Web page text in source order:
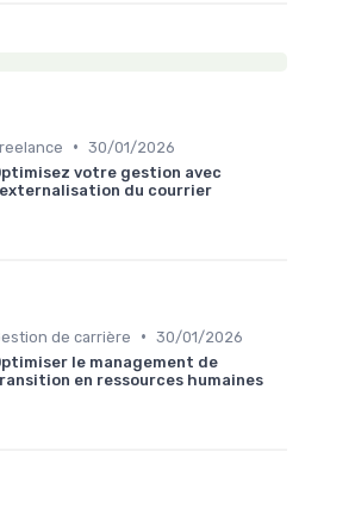
• 30/01/2026
votre gestion avec
du courrier
de carrière • 30/01/2026
le management de
en ressources humaines